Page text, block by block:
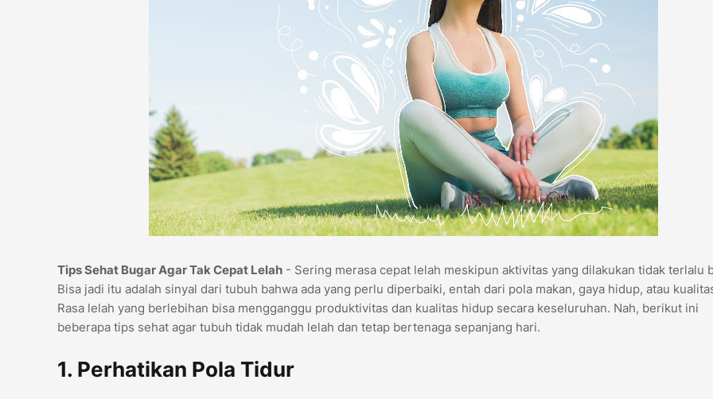
Tips Sehat Bugar Agar Tak Cepat Lelah - Sering merasa cepat lelah meskipun aktivitas yang dilakukan tidak terlalu
Bisa jadi itu adalah sinyal dari tubuh bahwa ada yang perlu diperbaiki, entah dari pola makan, gaya hidup, atau
Rasa lelah yang berlebihan bisa mengganggu produktivitas dan kualitas hidup secara keseluruhan. Nah, berikut ini
beberapa tips sehat agar tubuh tidak mudah lelah dan tetap bertenaga sepanjang hari.
1. Perhatikan Pola Tidur